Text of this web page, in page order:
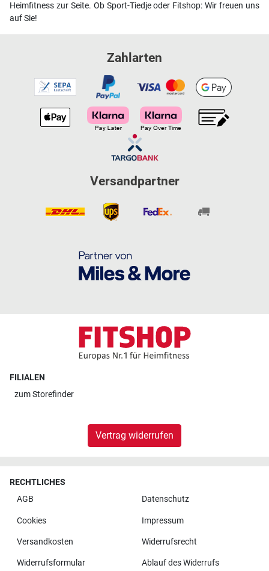
Heimfitness zur Seite. Ob Sport-Tiedje oder Fitshop: Wir freuen uns
auf Sie!
Zahlarten
Versandpartner
FILIALEN
zumStorefinder
Vertrag widerrufen
RECHTLICHES
AGB
Datenschutz
Cookies Impressum
Versandkosten Widerrufsrecht
Widerrufsformular Ablauf des Widerrufs